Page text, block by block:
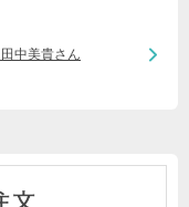
中美貴さん